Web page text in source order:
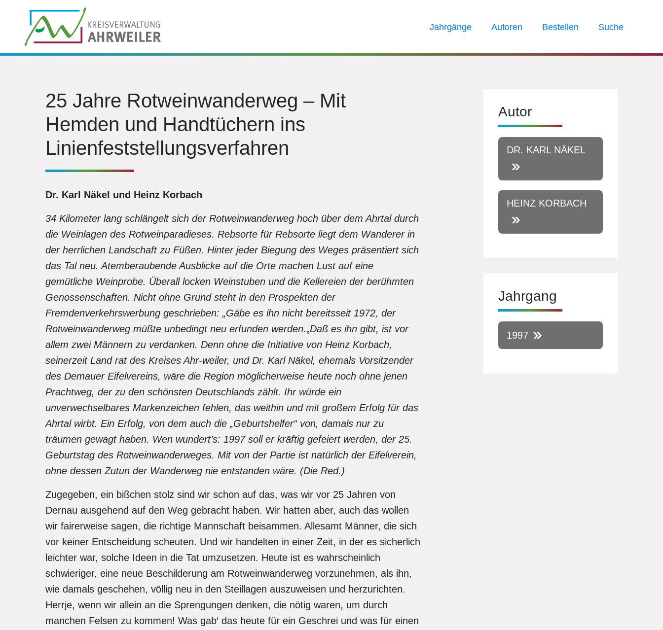
Jahrgänge Autoren Bestellen Suche
25 Jahre Rotweinwanderweg – Mit
Hemden und Handtüchern ins
Linienfeststellungsverfahren
Dr. Karl Näkel und Heinz Korbach
34 Kilometer lang schlängelt sich der Rotweinwanderweg hoch über dem Ahrtal durch
die Weinlagen des Rotweinparadieses. Rebsorte für Rebsorte liegt dem Wanderer in
der herrlichen Landschaft zu Füßen. Hinter jeder Biegung des Weges präsentiert sich
das Tal neu. Atemberaubende Ausblicke auf die Orte machen Lust auf eine
gemütliche Weinprobe. Überall locken Weinstuben und die Kellereien der berühmten
Genossenschaften. Nicht ohne Grund steht in den Prospekten der
Fremdenverkehrswerbung geschrieben: „Gäbe es ihn nicht bereitsseit 1972, der
Rotweinwanderweg müßte unbedingt neu erfunden werden.„Daß es ihn gibt, ist vor
allem zwei Männern zu verdanken. Denn ohne die Initiative von Heinz Korbach,
seinerzeit Land rat des Kreises Ahr-weiler, und Dr. Karl Näkel, ehemals Vorsitzender
des Demauer Eifelvereins, wäre die Region möglicherweise heute noch ohne jenen
Prachtweg, der zu den schönsten Deutschlands zählt. Ihr würde ein
unverwechselbares Markenzeichen fehlen, das weithin und mit großem Erfolg für das
Ahrtal wirbt. Ein Erfolg, von dem auch die „Geburtshelfer“ von, damals nur zu
träumen gewagt haben. Wen wundert’s: 1997 soll er kräftig gefeiert werden, der 25.
Geburtstag des Rotweinwanderweges. Mit von der Partie ist natürlich der Eifelverein,
ohne dessen Zutun der Wanderweg nie entstanden wäre. (Die Red.)
Zugegeben, ein bißchen stolz sind wir schon auf das, was wir vor 25 Jahren von
Dernau ausgehend auf den Weg gebracht haben. Wir hatten aber, auch das wollen
wir fairerweise sagen, die richtige Mannschaft beisammen. Allesamt Männer, die sich
vor keiner Entscheidung scheuten. Und wir handelten in einer Zeit, in der es sicherlich
leichter war, solche Ideen in die Tat umzusetzen. Heute ist es wahrscheinlich
schwieriger, eine neue Beschilderung am Rotweinwanderweg vorzunehmen, als ihn,
wie damals geschehen, völlig neu in den Steillagen auszuweisen und herzurichten.
Herrje, wenn wir allein an die Sprengungen denken, die nötig waren, um durch
manchen Felsen zu kommen! Was gab‘ das heute für ein Geschrei und was für einen
Autor
DR. KARL NÄKEL
HEINZ KORBACH
Jahrgang
1997